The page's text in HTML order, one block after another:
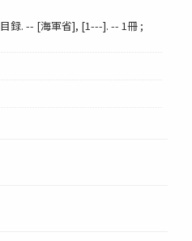
録. -- [海軍省], [1---]. -- 1冊 ;